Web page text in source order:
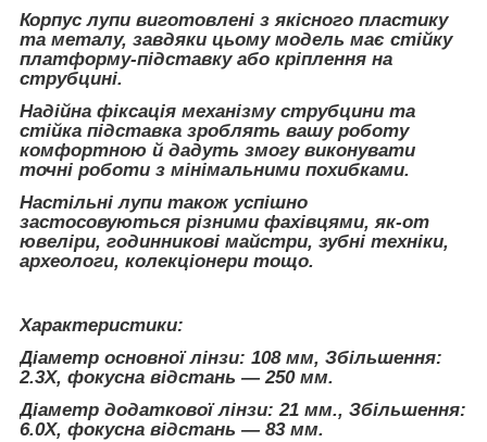
Корпус лупи виготовлені з якісного пластику
та металу, завдяки цьому модель має стійку
платформу-підставку або кріплення на
струбцині.
Надійна фіксація механізму струбцини та
стійка підставка зроблять вашу роботу
комфортною й дадуть змогу виконувати
точні роботи з мінімальними похибками.
Настільні лупи також успішно
застосовуються різними фахівцями, як-от
ювеліри, годинникові майстри, зубні техніки,
археологи, колекціонери тощо.
Характеристики:
Діаметр основної лінзи: 108 мм, Збільшення:
2.3X, фокусна відстань — 250 мм.
Діаметр додаткової лінзи: 21 мм., Збільшення:
6.0X, фокусна відстань — 83 мм.